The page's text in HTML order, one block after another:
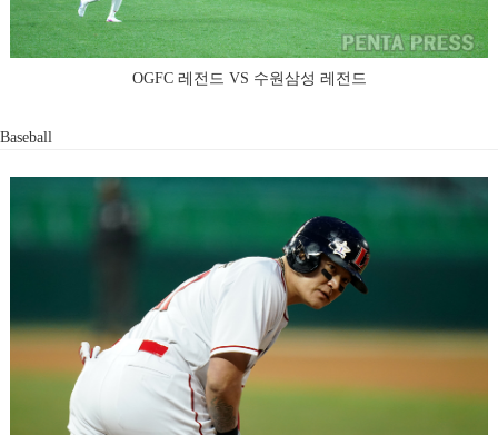
OGFC 레전드 VS 수원삼성 레전드
Baseball